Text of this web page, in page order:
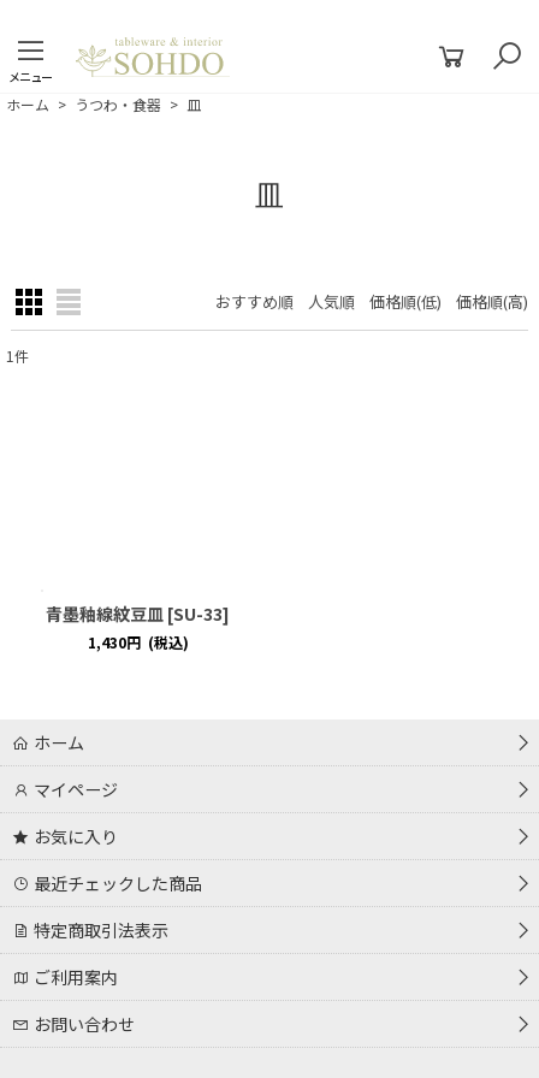
メニュー
ホーム > うつわ・食器 > 皿
皿
おすすめ順 人気順 価格順(低) 価格順(高)
閉じる
1件
青墨釉線紋豆皿 [SU-33]
1,430円 (税込)
ホーム
マイページ
お気に入り
最近チェックした商品
特定商取引法表示
ご利用案内
お問い合わせ